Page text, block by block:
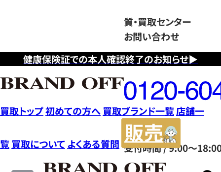
健康保険証での本人確認終了のお知らせ▶
質・買取センター
お問い合わせ
フ
リ
ー
ダ
イ
ヤ
ル
0120604117
受付時間 / 9:00～
買取トップ初めての方へ 買取ブランド一覧店舗一
覧 買取について よくある質問
サ